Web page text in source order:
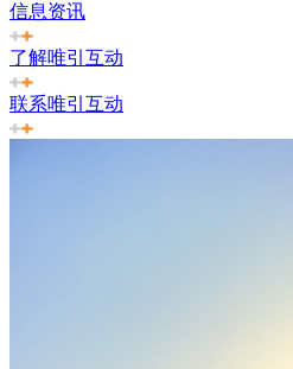
信息资讯
了解唯引互动
联系唯引互动